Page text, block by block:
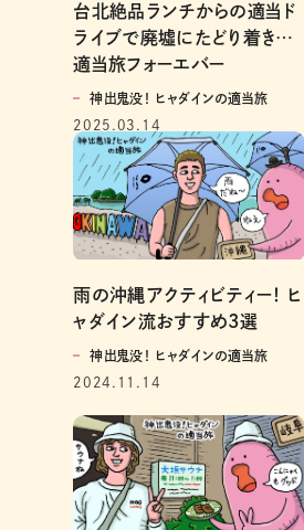
台北絶品ランチからの適当ド
ライブで廃墟にたどり着き…
適当旅フォーエバー
神出鬼没！ ヒャダインの適当旅
2025.03.14
雨の沖縄アクティビティー！ ヒ
ャダイン流おすすめ3選
神出鬼没！ ヒャダインの適当旅
2024.11.14